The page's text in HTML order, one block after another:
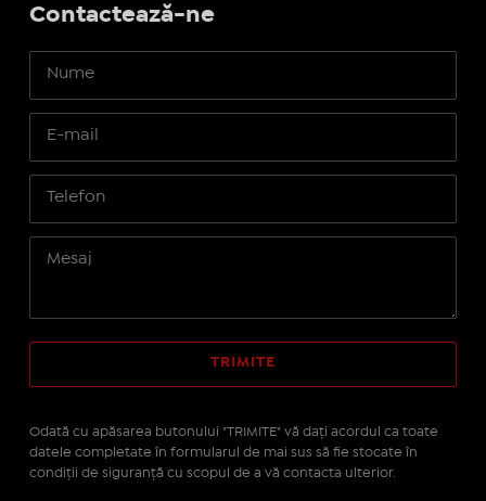
Contactează-ne
Odată cu apăsarea butonului "TRIMITE" vă daţi acordul ca toate
datele completate în formularul de mai sus să fie stocate în
condiţii de siguranţă cu scopul de a vă contacta ulterior.